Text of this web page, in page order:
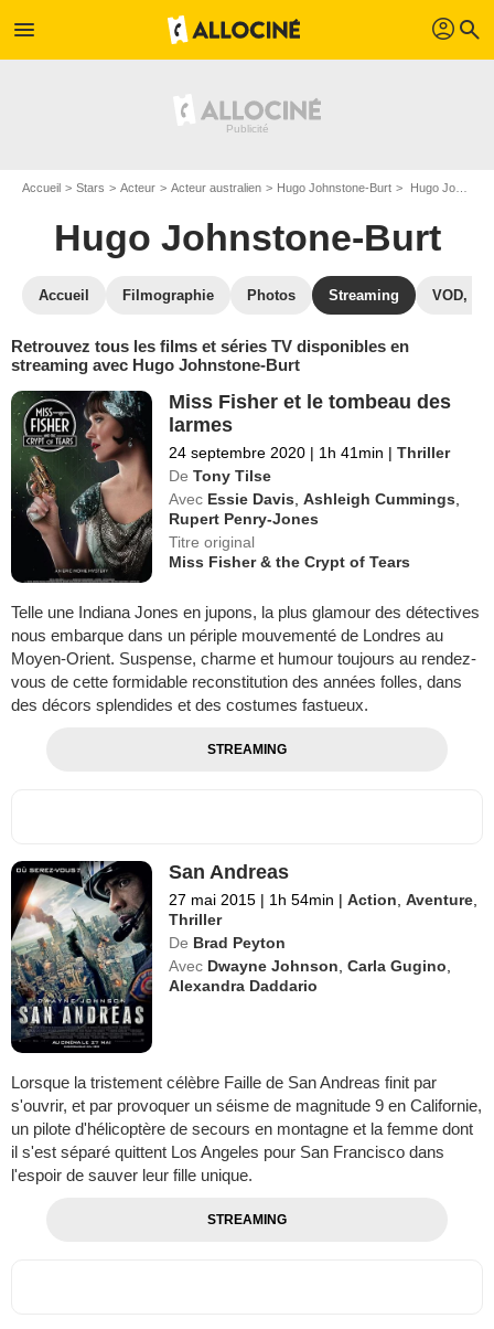
menu profil search
Accueil Stars Acteur Acteur australien Hugo Johnstone-Burt Hugo Johnstone-Burt : Films et séries online
Hugo Johnstone-Burt
Accueil Filmographie Photos Streaming VOD,
Retrouvez tous les films et séries TV disponibles en
streaming avec Hugo Johnstone-Burt
Miss Fisher et le tombeau des
larmes
24 septembre 2020 | 1h 41min | Thriller
De Tony Tilse
Avec Essie Davis ,Ashleigh Cummings
Rupert Penry-Jones
Titre original
Miss Fisher & the Crypt of Tears
Telle une Indiana Jones en jupons, la plus glamour des détectives
nous embarque dans un périple mouvementé de Londres au
Moyen-Orient. Suspense, charme et humour toujours au rendez-
vous de cette formidable reconstitution des années folles, dans
des décors splendides et des costumes fastueux.
STREAMING
San Andreas
27 mai 2015 | 1h 54min | Action ,Aventure
Thriller
De Brad Peyton
Avec Dwayne Johnson ,Carla Gugino
Alexandra Daddario
Lorsque la tristement célèbre Faille de San Andreas finit par
s'ouvrir, et par provoquer un séisme de magnitude 9 en Californie,
un pilote d'hélicoptère de secours en montagne et la femme dont
il s'est séparé quittent Los Angeles pour San Francisco dans
l'espoir de sauver leur fille unique.
STREAMING